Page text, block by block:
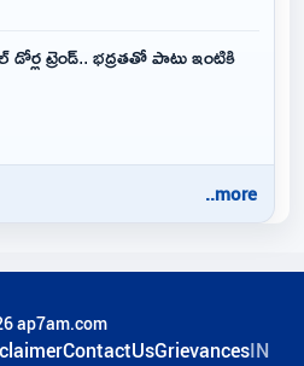
డోర్ల ట్రెండ్.. భద్రతతో పాటు ఇంటికి
..more
ap7am.com
ContactUsGrievancesIN